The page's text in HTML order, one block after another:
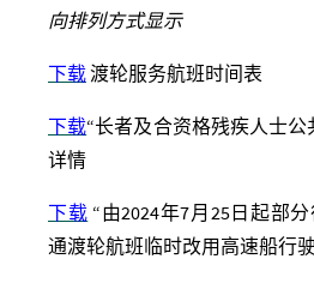
向排列方式显示
下载渡轮服务航班时间表
下载“长者及合资格残疾人士
详情
下载 “由2024年7月25日起部
通渡轮航班临时改用高速船行